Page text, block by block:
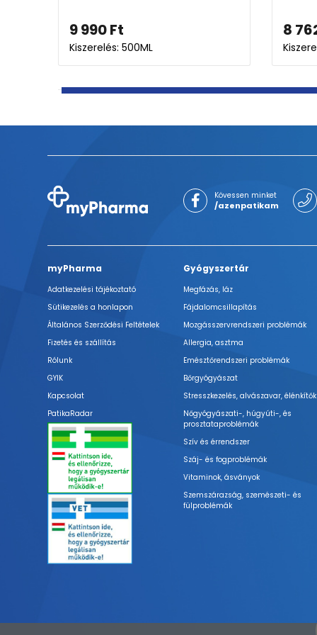
Kövessen minket
/azenpatikam
myPharma
Adatkezelési tájékoztató
Sütikezelés a honlapon
Általános Szerződési Feltételek
Fizetés és szállítás
Rólunk
GYIK
Kapcsolat
PatikaRadar
Gyógyszertár
Megfázás, láz
Fájdalomcsillapítás
Mozgásszervrendszeri problémák
Allergia, asztma
Emésztőrendszeri problémák
Bőrgyógyászat
Stresszkezelés, alvászavar, élénkítők
Nőgyógyászati-, húgyúti-, és
prosztataproblémák
Szív és érrendszer
Száj- és fogproblémák
Vitaminok, ásványok
Szemszárazság, szemészeti- és
fülproblémák